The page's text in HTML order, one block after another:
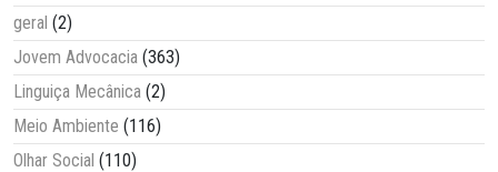
geral (2)
Jovem Advocacia (363)
Linguiça Mecânica (2)
Meio Ambiente (116)
Olhar Social (110)